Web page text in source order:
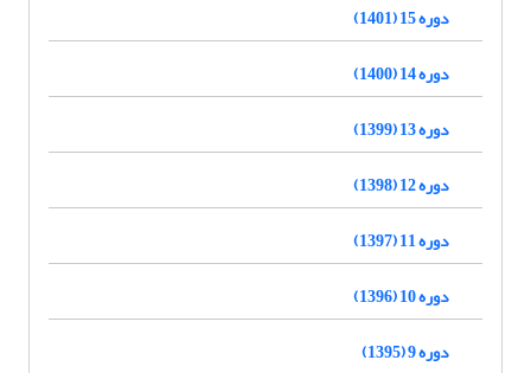
دوره 15 (1401)
دوره 14 (1400)
دوره 13 (1399)
دوره 12 (1398)
دوره 11 (1397)
دوره 10 (1396)
دوره 9 (1395)